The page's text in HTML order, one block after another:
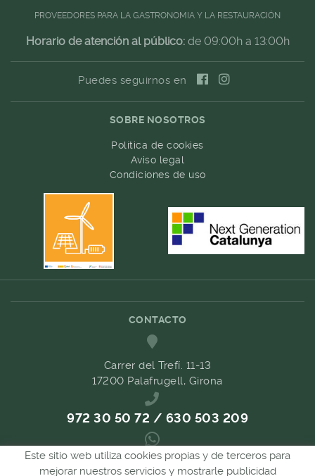
PROVEEDORES PARA LA GASTRONOMIA Y LA RESTAURACIÓN
Horario de atención al público:de 09:00h a 13:00h
Puedes seguirnos en
SOBRE NOSOTROS
Política de cookies
Aviso legal
Condiciones de uso
CONTACTO
Carrer del Trefí. 11-13
17200 Palafrugell, Girona
972 30 50 72 / 630 503 209
689 657 489
Este sitio web utiliza cookies propias y de terceros para
mejorar nuestros servicios y mostrarle publicidad